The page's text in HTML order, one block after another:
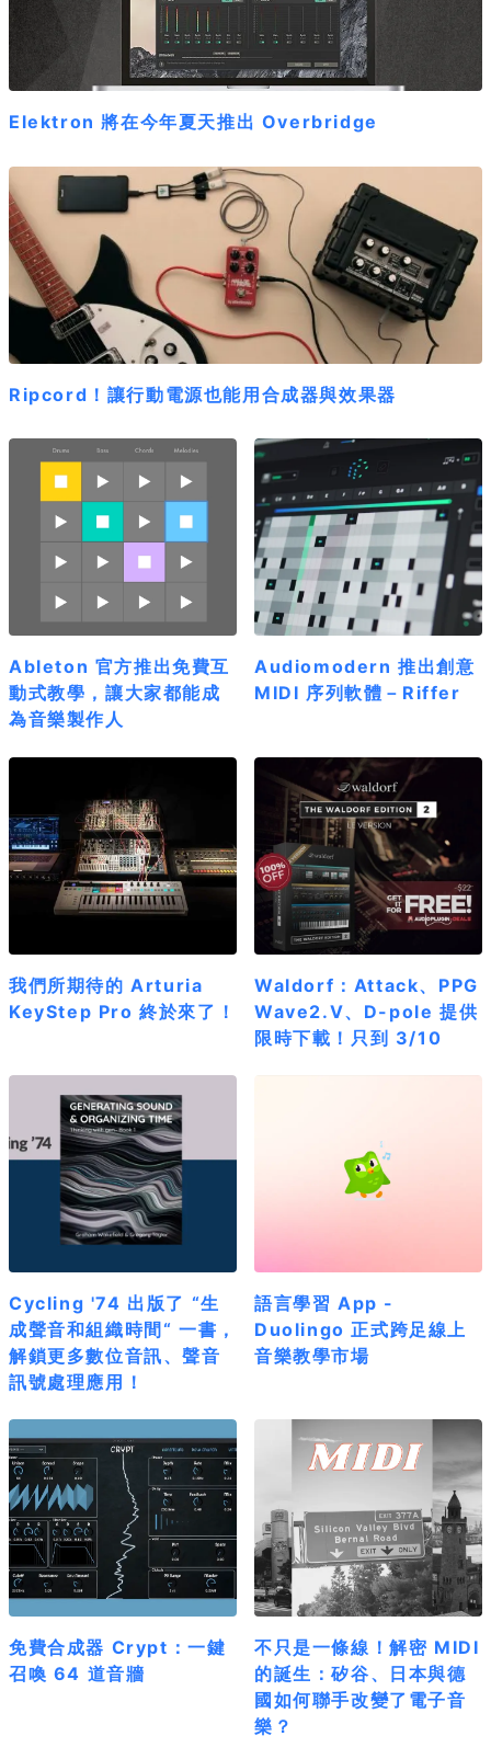
Elektron 將在今年夏天推出 Overbridge
Ripcord！讓行動電源也能用合成器與效果器
Ableton 官方推出免費互
動式教學，讓大家都能成
為音樂製作人
Audiomodern 推出創意
MIDI 序列軟體－Riffer
我們所期待的 Arturia
KeyStep Pro 終於來了！
Waldorf：Attack、PPG
Wave2.V、D-pole 提供
限時下載！只到 3/10
Cycling '74 出版了 “生
成聲音和組織時間“ 一書，
解鎖更多數位音訊、聲音
訊號處理應用！
語言學習 App -
Duolingo 正式跨足線上
音樂教學市場
免費合成器 Crypt：一鍵
召喚 64 道音牆
不只是一條線！解密 MIDI
的誕生：矽谷、日本與德
國如何聯手改變了電子音
樂？